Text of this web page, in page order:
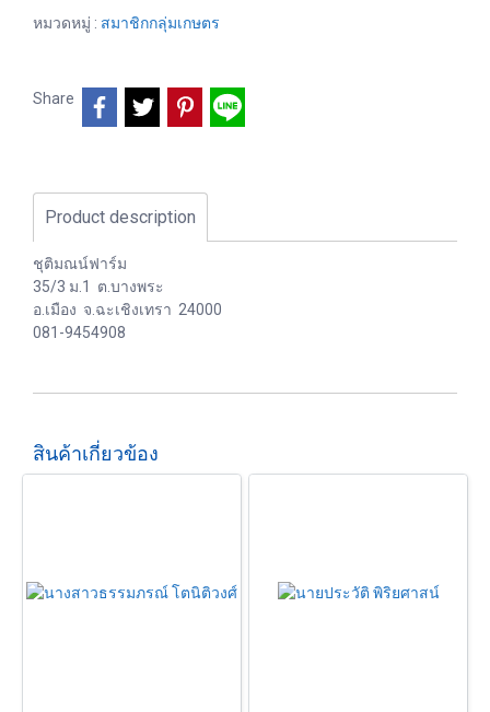
หมวดหมู่ : สมาชิกกลุ่มเกษตร
Share
Product description
ชุติมณน์ฟาร์ม
35/3 ม.1 ต.บางพระ
อ.เมือง จ.ฉะเชิงเทรา 24000
081-9454908
สินค้าเกี่ยวข้อง